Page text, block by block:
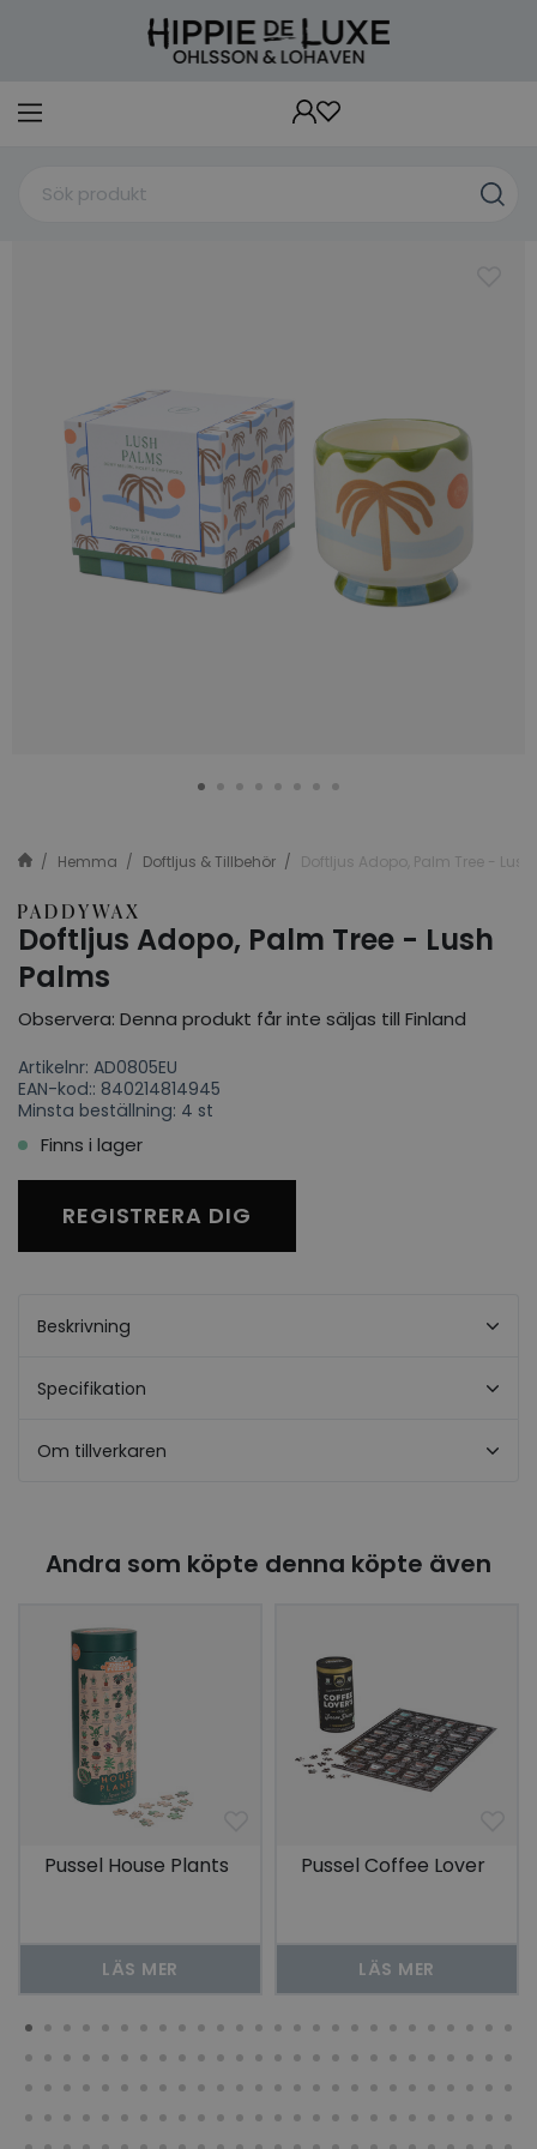
Hemma Doftljus & Tillbehör Doftljus Adopo, Palm Tree -
Doftljus Adopo, Palm Tree - Lush
Palms
Observera: Denna produkt får inte säljas till Finland
Artikelnr: AD0805EU
EAN-kod:: 840214814945
Minsta beställning: 4 st
Finns i lager
REGISTRERA DIG
Beskrivning
Specifikation
Om tillverkaren
Andra som köpte denna köpte även
Pussel House Plants
LÄS MER
Pussel Coffee Lover
LÄS MER